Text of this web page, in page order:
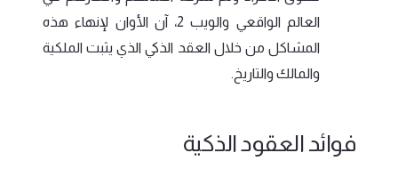
العالم الواقعي والويب 2، آن الأوان لإنهاء هذه
المشاكل من خلال العقد الذكي الذي يثبت الملكية
والمالك والتاريخ.
فوائد العقود الذكية